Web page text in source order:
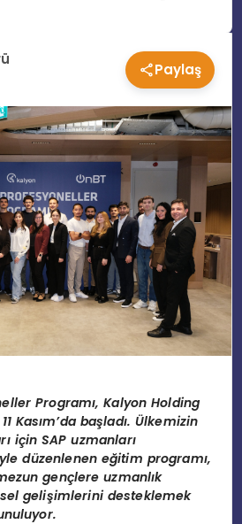
Paylaş
Programı, Kalyon Holding
Kasım’da başladı. Ülkemizin
için SAP uzmanları
düzenlenen eğitim programı,
gençlere uzmanlık
gelişimlerini desteklemek